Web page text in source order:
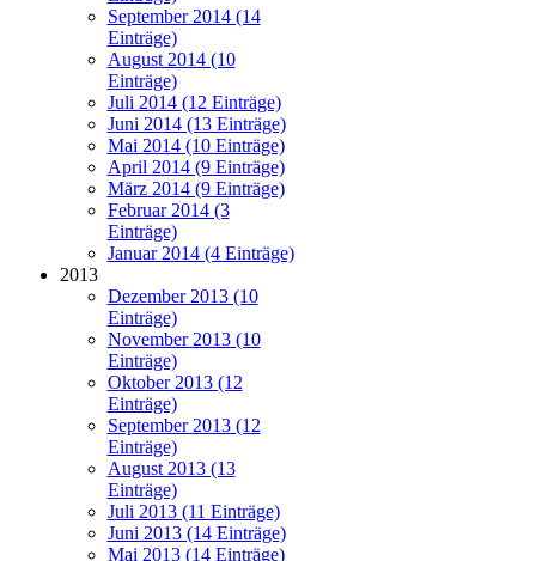
September 2014 (14
Einträge)
August 2014 (10
Einträge)
Juli 2014 (12 Einträge)
Juni 2014 (13 Einträge)
Mai 2014 (10 Einträge)
April 2014 (9 Einträge)
März 2014 (9 Einträge)
Februar 2014 (3
Einträge)
Januar 2014 (4 Einträge)
2013
Dezember 2013 (10
Einträge)
November 2013 (10
Einträge)
Oktober 2013 (12
Einträge)
September 2013 (12
Einträge)
August 2013 (13
Einträge)
Juli 2013 (11 Einträge)
Juni 2013 (14 Einträge)
Mai 2013 (14 Einträge)